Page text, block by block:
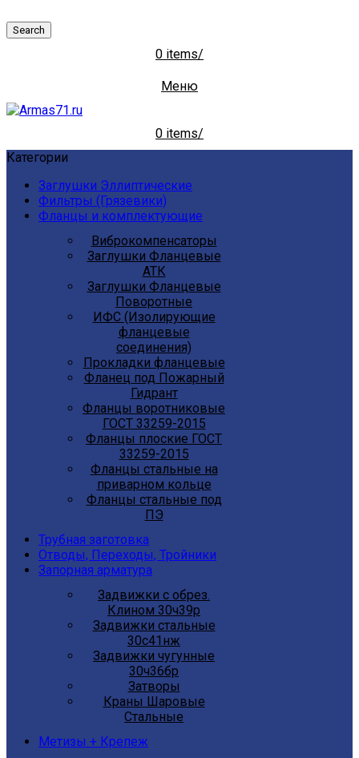
Search
0 items/
Меню
0 items/
Категории
Заглушки Эллиптические
Фильтры (Грязевики)
Фланцы и комплектующие
Виброкомпенсаторы
Заглушки Фланцевые
АТК
Заглушки Фланцевые
Поворотные
ИФС (Изолирующие
фланцевые
соединения)
Прокладки фланцевые
Фланец под Пожарный
Гидрант
Фланцы воротниковые
ГОСТ 33259-2015
Фланцы плоские ГОСТ
33259-2015
Фланцы стальные на
приварном кольце
Фланцы стальные под
ПЭ
Трубная заготовка
Отводы, Переходы, Тройники
Запорная арматура
Задвижки с обрез.
Клином 30ч39р
Задвижки стальные
30с41нж
Задвижки чугунные
30ч36бр
Затворы
Краны Шаровые
Стальные
Метизы + Крепеж